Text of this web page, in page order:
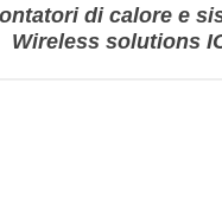
di calore e
Wireless solutions